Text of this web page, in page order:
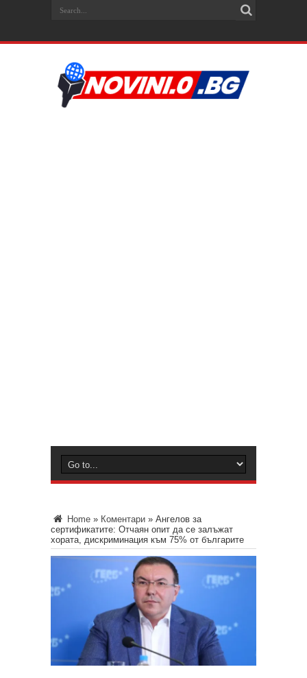
Home » Коментари » Ангелов за
сертификатите: Отчаян опит да се залъжат
хората, дискриминация към 75% от българите